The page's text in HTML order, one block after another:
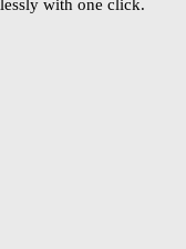
with one click.